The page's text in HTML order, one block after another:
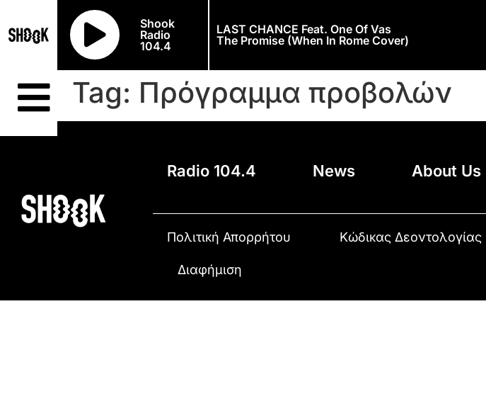
Shook
Radio
104.4
LAST CHANCE Feat. One Of Vas
The Promise (When In Rome Cover)
Tag: Πρόγραμμα προβολών
Radio 104.4 News About Us
Πολιτική Απορρήτου Κώδικας Δεοντολογίας
Διαφήμιση